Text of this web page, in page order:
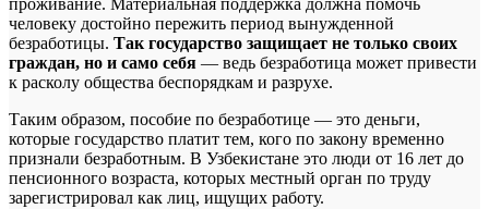
проживание. Материальная поддержка должна помочь
человеку достойно пережить период вынужденной
безработицы. Так государство защищает не только своих
граждан, но и само себя — ведь безработица может привести
к расколу общества беспорядкам и разрухе.
Таким образом, пособие по безработице — это деньги,
которые государство платит тем, кого по закону временно
признали безработным. В Узбекистане это люди от 16 лет до
пенсионного возраста, которых местный орган по труду
зарегистрировал как лиц, ищущих работу.